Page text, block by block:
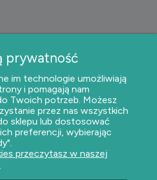
prywatność
im technologie umożliwiają
i pomagają nam
Twoich potrzeb. Możesz
przez nas wszystkich
sklepu lub dostosować
preferencji, wybierając
przeczytasz w naszej